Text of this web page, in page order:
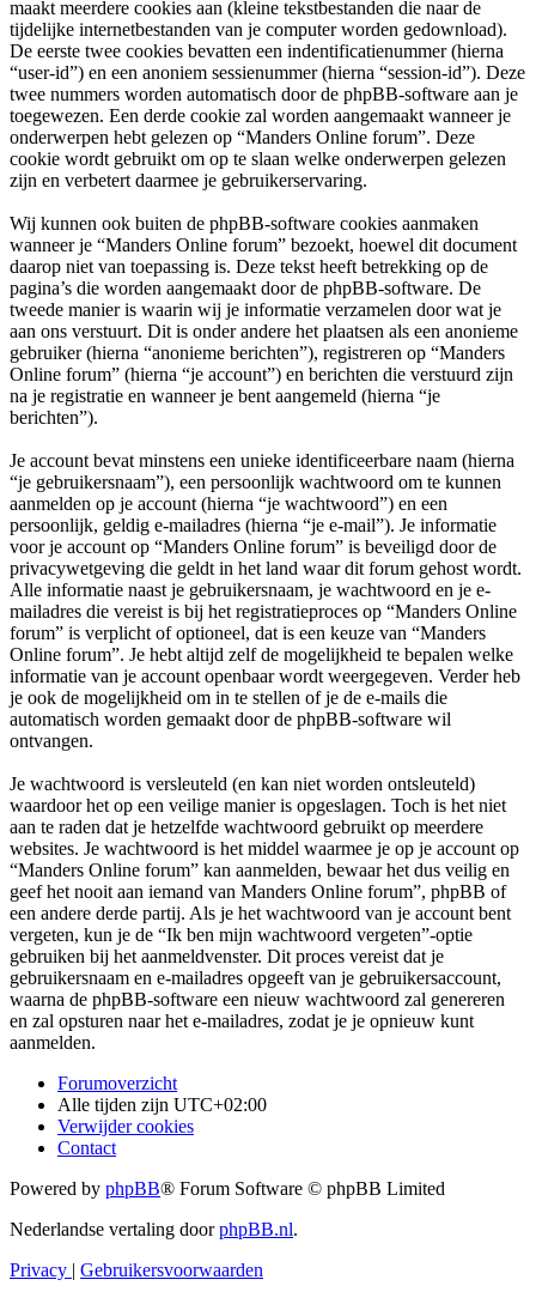
maakt meerdere cookies aan (kleine tekstbestanden die naar de
tijdelijke internetbestanden van je computer worden gedownload).
De eerste twee cookies bevatten een indentificatienummer (hierna
“user-id”) en een anoniem sessienummer (hierna “session-id”). Deze
twee nummers worden automatisch door de phpBB-software aan je
toegewezen. Een derde cookie zal worden aangemaakt wanneer je
onderwerpen hebt gelezen op “Manders Online forum”. Deze
cookie wordt gebruikt om op te slaan welke onderwerpen gelezen
zijn en verbetert daarmee je gebruikerservaring.
Wij kunnen ook buiten de phpBB-software cookies aanmaken
wanneer je “Manders Online forum” bezoekt, hoewel dit document
daarop niet van toepassing is. Deze tekst heeft betrekking op de
pagina’s die worden aangemaakt door de phpBB-software. De
tweede manier is waarin wij je informatie verzamelen door wat je
aan ons verstuurt. Dit is onder andere het plaatsen als een anonieme
gebruiker (hierna “anonieme berichten”), registreren op “Manders
Online forum” (hierna “je account”) en berichten die verstuurd zijn
na je registratie en wanneer je bent aangemeld (hierna “je
berichten”).
Je account bevat minstens een unieke identificeerbare naam (hierna
“je gebruikersnaam”), een persoonlijk wachtwoord om te kunnen
aanmelden op je account (hierna “je wachtwoord”) en een
persoonlijk, geldig e-mailadres (hierna “je e-mail”). Je informatie
voor je account op “Manders Online forum” is beveiligd door de
privacywetgeving die geldt in het land waar dit forum gehost wordt.
Alle informatie naast je gebruikersnaam, je wachtwoord en je e-
mailadres die vereist is bij het registratieproces op “Manders Online
forum” is verplicht of optioneel, dat is een keuze van “Manders
Online forum”. Je hebt altijd zelf de mogelijkheid te bepalen welke
informatie van je account openbaar wordt weergegeven. Verder heb
je ook de mogelijkheid om in te stellen of je de e-mails die
automatisch worden gemaakt door de phpBB-software wil
ontvangen.
Je wachtwoord is versleuteld (en kan niet worden ontsleuteld)
waardoor het op een veilige manier is opgeslagen. Toch is het niet
aan te raden dat je hetzelfde wachtwoord gebruikt op meerdere
websites. Je wachtwoord is het middel waarmee je op je account op
“Manders Online forum” kan aanmelden, bewaar het dus veilig en
geef het nooit aan iemand van Manders Online forum”, phpBB of
een andere derde partij. Als je het wachtwoord van je account bent
vergeten, kun je de “Ik ben mijn wachtwoord vergeten”-optie
gebruiken bij het aanmeldvenster. Dit proces vereist dat je
gebruikersnaam en e-mailadres opgeeft van je gebruikersaccount,
waarna de phpBB-software een nieuw wachtwoord zal genereren
en zal opsturen naar het e-mailadres, zodat je je opnieuw kunt
aanmelden.
Forumoverzicht
Alle tijden zijn UTC+02:00
Verwijder cookies
Contact
Powered by phpBB® Forum Software © phpBB Limited
Nederlandse vertaling doorphpBB.nl.
Privacy | Gebruikersvoorwaarden